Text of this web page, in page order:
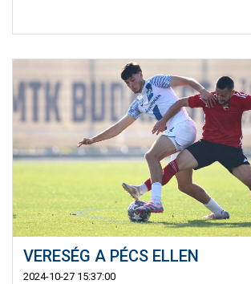
VERESÉG A PÉCS ELLEN
2024-10-27 15:37:00